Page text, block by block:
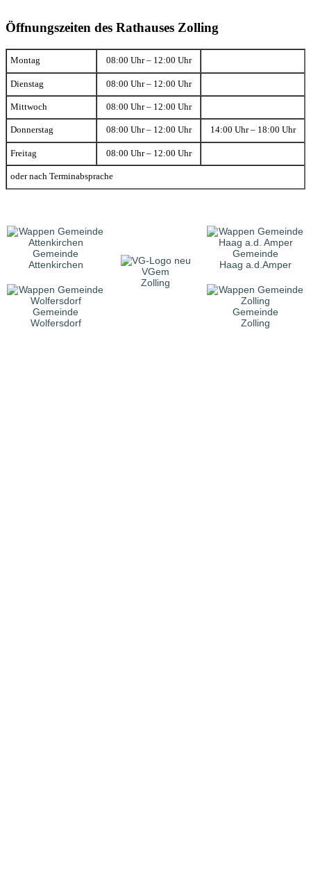
Öffnungszeiten des Rathauses Zolling
Montag 08:00 Uhr – 12:00 Uhr
Dienstag 08:00 Uhr – 12:00 Uhr
Mittwoch 08:00 Uhr – 12:00 Uhr
Donnerstag 08:00 Uhr – 12:00 Uhr 14:00 Uhr – 18:00 Uhr
Freitag 08:00 Uhr – 12:00 Uhr
oder nach Terminabsprache
Gemeinde
Attenkirchen
VGem
Zolling
Gemeinde
Haag a.d.Amper
Gemeinde
Wolfersdorf
Gemeinde
Zolling